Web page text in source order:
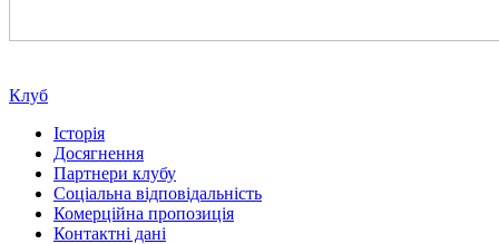
Клуб
Історія
Досягнення
Партнери клубу
Соціальна відповідальність
Комерційна пропозиція
Контактні дані